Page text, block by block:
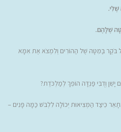
שֶׁלָּהֶם.
בֹּקֶר בַּמִּטָּה שֶׁל הַהוֹרִים וְלִמְצֹא אֶת אִמָּא
וְדֻבִּי פַּנְדָּה הוֹפֵךְ לְמַלְכֹּדֶת?
כֵּיצַד הַמְּצִיאוּת יְכוֹלָה לִלְבֹּשׁ כַּמָּה פָּנִים –